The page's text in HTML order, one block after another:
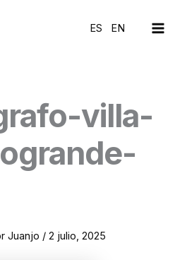
ES EN
villa-
Juanjo / 2 julio, 2025